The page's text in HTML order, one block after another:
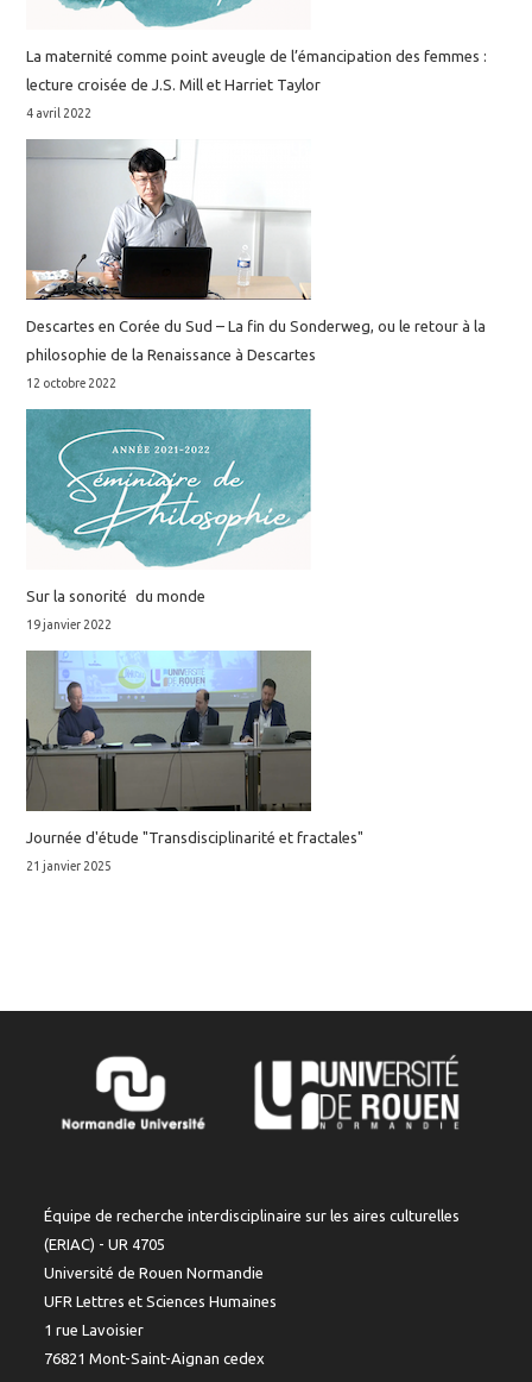
La maternité comme point aveugle de l’émancipation des femmes :
lecture croisée de J.S. Mill et Harriet Taylor
4 avril 2022
Descartes en Corée du Sud – La fin du Sonderweg, ou le retour à la
philosophie de la Renaissance à Descartes
12 octobre 2022
Sur la sonorité du monde
19 janvier 2022
Journée d'étude "Transdisciplinarité et fractales"
21 janvier 2025
Équipe de recherche interdisciplinaire sur les aires culturelles
(ERIAC) - UR 4705
Université de Rouen Normandie
UFR Lettres et Sciences Humaines
1 rue Lavoisier
76821 Mont-Saint-Aignan cedex